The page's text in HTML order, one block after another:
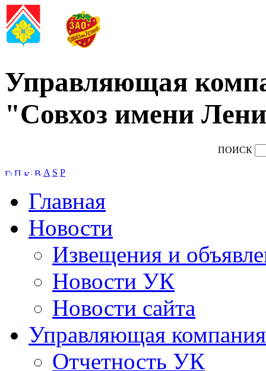
Управляющая
"Совхоз имени
ПОИСК
A S P
Главная
Новости
Извещения и
Новости УК
Новости сайта
Управляющая компания
Отчетность УК